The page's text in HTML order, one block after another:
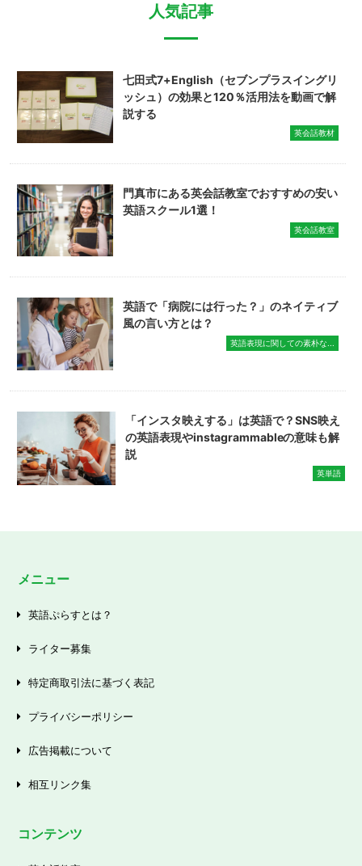
人気記事
七田式7+English（セブンプラスイングリ
ッシュ）の効果と120％活用法を動画で解
説する
英会話教材
門真市にある英会話教室でおすすめの安い
英語スクール1選！
英会話教室
英語で「病院には行った？」のネイティブ
風の言い方とは？
英語表現に関しての素朴な...
「インスタ映えする」は英語で？SNS映え
の英語表現やinstagrammableの意味も解
説
英単語
メニュー
英語ぷらすとは？
ライター募集
特定商取引法に基づく表記
プライバシーポリシー
広告掲載について
相互リンク集
コンテンツ